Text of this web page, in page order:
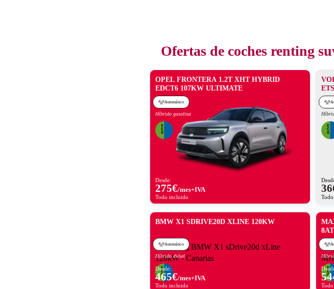
Ofertas de coches renting
OPEL FRONTERA 1.2T XHT HYBRID
EDCT6 107KW ULTIMATE
Automático
Híbrido gasolina
Desde:
275€/mes+IVA
Todo incluido
BMW X1 SDRIVE20D XLINE 120KW
Automático
Híbrido diésel
Desde:
465€/mes+IVA
Todo incluido